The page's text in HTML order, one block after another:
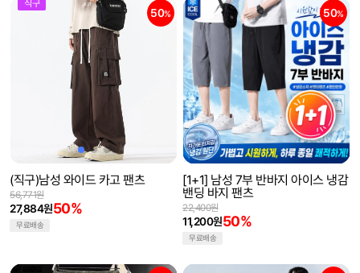
직구
50%
(직구)남성 와이드 카고 팬츠
27,884원50%
56,771원
무료배송
50%
[1+1] 남성 7부 반바지 아이스 냉감
밴딩 바지 팬츠
11,200원50%
22,400원
무료배송